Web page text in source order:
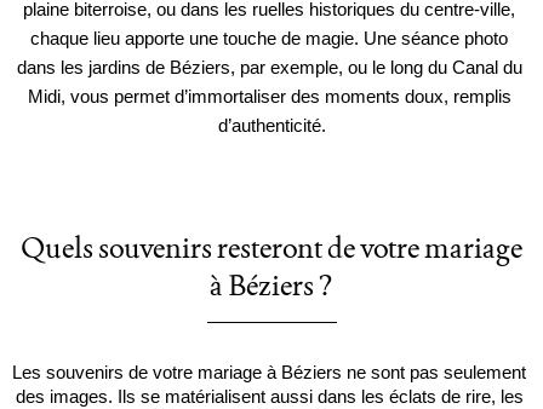
plaine biterroise, ou dans les ruelles historiques du centre-ville,
chaque lieu apporte une touche de magie. Une séance photo
dans les jardins de Béziers, par exemple, ou le long du Canal du
Midi, vous permet d’immortaliser des moments doux, remplis
d’authenticité.
Quels souvenirs resteront de votre mariage
à Béziers ?
Les souvenirs de votre mariage à Béziers ne sont pas seulement
des images. Ils se matérialisent aussi dans les éclats de rire, les